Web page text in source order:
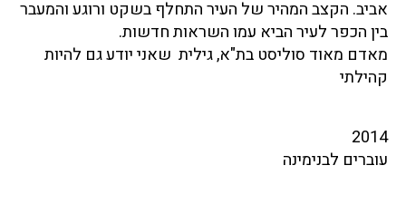
אביב. הקצב המהיר של העיר התחלף בשקט ורוגע והמעבר
בין הכפר לעיר הביא עמו השראות חדשות.
מאדם מאוד סוליסט בת"א, גילית שאני יודע גם להיות
קהילתי
2014
עוברים לבנימינה